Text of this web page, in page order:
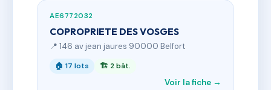
AE6772032
COPROPRIETE DES VOSGES
📍 146 av jean jaures 90000 Belfort
🏠 17 lots 🏗 2 bât.
Voir la fiche →